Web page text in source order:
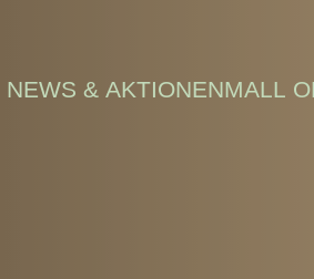
NEWS & AKTIONENMALL